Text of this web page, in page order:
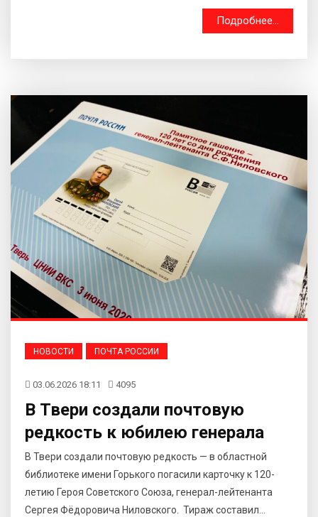
Подробнее...
НОВОСТИ ПОЧТА РОССИИ
03.06.2026 18:11 4095
В Твери создали почтовую
редкость к юбилею генерала
В Твери создали почтовую редкость — в областной
библиотеке имени Горького погасили карточку к 120-
летию Героя Советского Союза, генерал-лейтенанта
Сергея Фёдоровича Ниловского. Тираж составил...